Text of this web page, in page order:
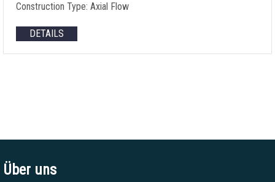
Construction Type: Axial Flow
DETAILS
Über uns